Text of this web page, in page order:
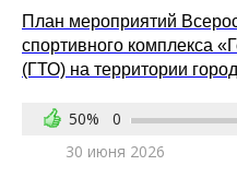
План мероприятий
спортивного комплекса
(ГТО) на территории
50% 0
30 июня 2026